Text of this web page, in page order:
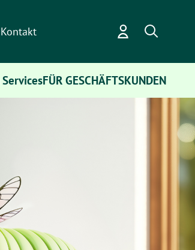
Kontakt
ServicesFÜR GESCHÄFTSKUNDEN